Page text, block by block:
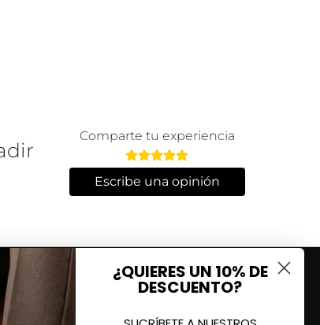
Comparte tu experiencia
Escribe una opinión
¿QUIERES UN 10% DE
DESCUENTO?